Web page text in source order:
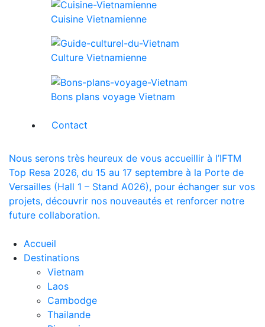
Cuisine Vietnamienne
Culture Vietnamienne
Bons plans voyage Vietnam
Contact
Nous serons très heureux de vous accueillir à l’IFTM
Top Resa 2026, du 15 au 17 septembre à la Porte de
Versailles (Hall 1 – Stand A026), pour échanger sur vos
projets, découvrir nos nouveautés et renforcer notre
future collaboration.
Accueil
Destinations
Vietnam
Laos
Cambodge
Thailande